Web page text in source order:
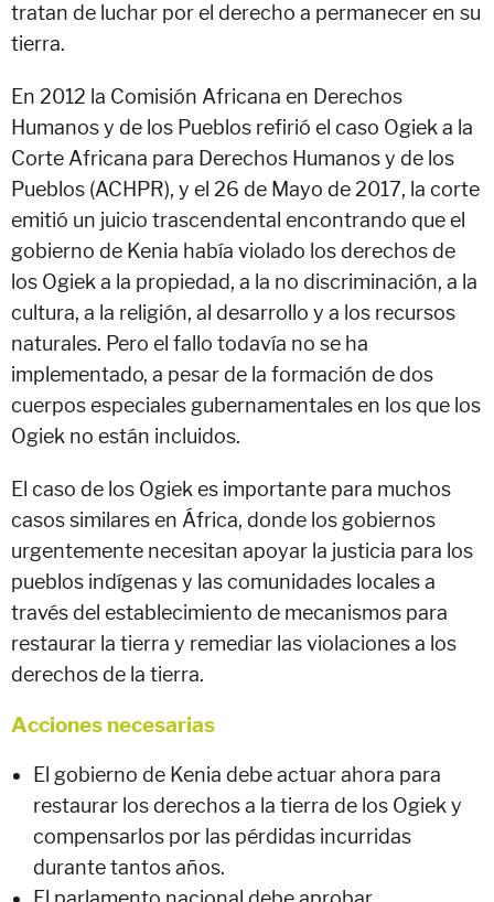
tratan de luchar por el derecho a permanecer en su
tierra.
En 2012 la Comisión Africana en Derechos
Humanos y de los Pueblos refirió el caso Ogiek a la
Corte Africana para Derechos Humanos y de los
Pueblos (ACHPR), y el 26 de Mayo de 2017, la corte
emitió un juicio trascendental encontrando que el
gobierno de Kenia había violado los derechos de
los Ogiek a la propiedad, a la no discriminación, a la
cultura, a la religión, al desarrollo y a los recursos
naturales. Pero el fallo todavía no se ha
implementado, a pesar de la formación de dos
cuerpos especiales gubernamentales en los que los
Ogiek no están incluidos.
El caso de los Ogiek es importante para muchos
casos similares en África, donde los gobiernos
urgentemente necesitan apoyar la justicia para los
pueblos indígenas y las comunidades locales a
través del establecimiento de mecanismos para
restaurar la tierra y remediar las violaciones a los
derechos de la tierra.
Acciones necesarias
El gobierno de Kenia debe actuar ahora para
restaurar los derechos a la tierra de los Ogiek y
compensarlos por las pérdidas incurridas
durante tantos años.